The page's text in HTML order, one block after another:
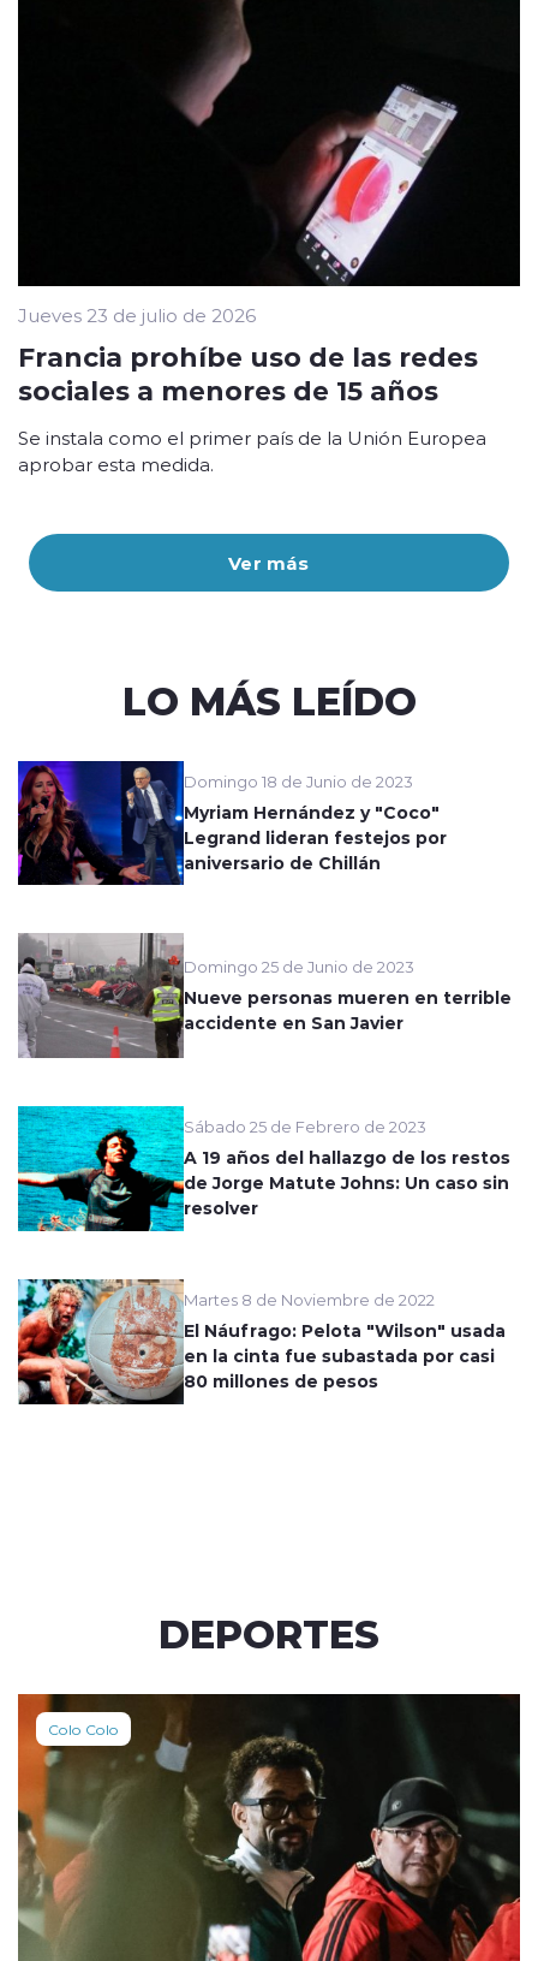
Ver más
Jueves 23 de julio de 2026
Francia prohíbe uso de las redes
sociales a menores de 15 años
Se instala como el primer país de la Unión Europea
aprobar esta medida.
LO MÁS LEÍDO
Domingo 18 de Junio de 2023
Myriam Hernández y "Coco"
Legrand lideran festejos por
aniversario de Chillán
Domingo 25 de Junio de 2023
Nueve personas mueren en terrible
accidente en San Javier
Sábado 25 de Febrero de 2023
A 19 años del hallazgo de los restos
de Jorge Matute Johns: Un caso sin
resolver
Martes 8 de Noviembre de 2022
El Náufrago: Pelota "Wilson" usada
en la cinta fue subastada por casi
80 millones de pesos
DEPORTES
Colo Colo